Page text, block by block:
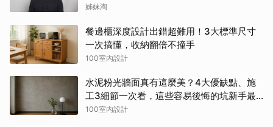
住證據，才有選擇
姊妹淘
餐邊櫃深度設計出錯超難用！3大標準尺寸
一次搞懂，收納翻倍不撞手
100室內設計
水泥粉光牆面真有這麼美？4大優缺點、施
工3細節一次看，這些容易後悔的坑新手最
常踩
100室內設計